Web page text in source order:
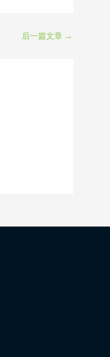
后一篇文章 →